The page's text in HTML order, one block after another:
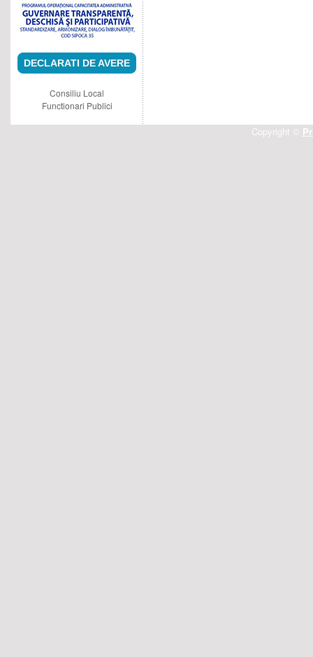
DECLARATI DE AVERE
Consiliu Local
Functionari Publici
Copyright ©